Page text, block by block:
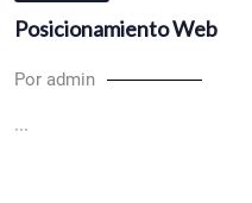
Posicionamiento Web
Por admin
...